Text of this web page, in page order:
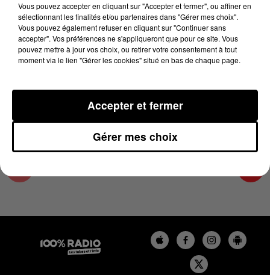
26 septembre 2025 - 1 min 14 sec
L'AGENDA DE TOULOUSE DU 26/09/2025 À
11H38
L'agenda de Toulouse
Vous pouvez accepter en cliquant sur "Accepter et fermer", ou affiner en
sélectionnant les finalités et/ou partenaires dans "Gérer mes choix".
Vous pouvez également refuser en cliquant sur "Continuer sans
accepter". Vos préférences ne s'appliqueront que pour ce site. Vous
pouvez mettre à jour vos choix, ou retirer votre consentement à tout
moment via le lien "Gérer les cookies" situé en bas de chaque page.
Gérer mes choix
Accepter et fermer